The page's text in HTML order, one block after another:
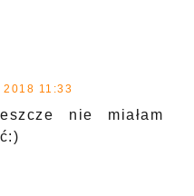
2018 11:33
nie miałam